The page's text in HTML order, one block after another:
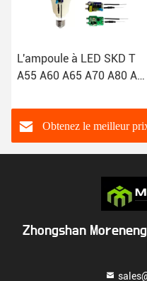
LED SKD T
A70 A80 A95
le meilleur prix
Ampoule
T120
Zhongshan